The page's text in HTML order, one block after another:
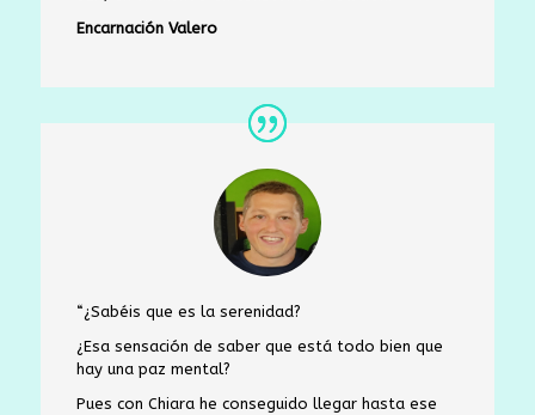
Encarnación Valero
“¿Sabéis que es la serenidad?
¿Esa sensación de saber que está todo bien que
hay una paz mental?
Pues con Chiara he conseguido llegar hasta ese